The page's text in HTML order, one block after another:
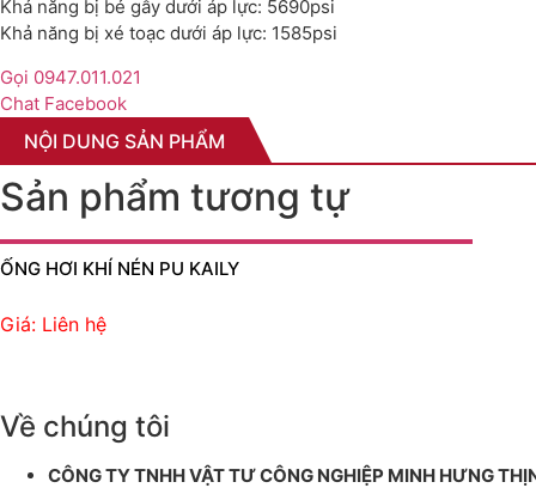
Khả năng bị bẻ gẫy dưới áp lực: 5690psi
Khả năng bị xé toạc dưới áp lực: 1585psi
Gọi 0947.011.021
Chat Facebook
NỘI DUNG SẢN PHẨM
Sản phẩm tương tự
ỐNG HƠI KHÍ NÉN PU KAILY
Giá: Liên hệ
Về chúng tôi
CÔNG TY TNHH VẬT TƯ CÔNG NGHIỆP MINH HƯNG